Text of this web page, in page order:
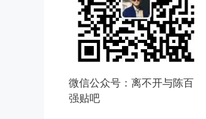
微信公众号：离不开与陈百
强贴吧